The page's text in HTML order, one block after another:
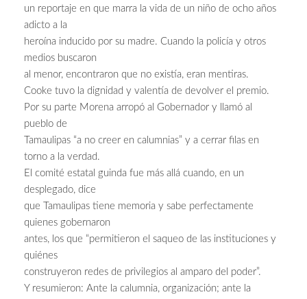
un reportaje en que marra la vida de un niño de ocho años
adicto a la
heroína inducido por su madre. Cuando la policía y otros
medios buscaron
al menor, encontraron que no existía, eran mentiras.
Cooke tuvo la dignidad y valentía de devolver el premio.
Por su parte Morena arropó al Gobernador y llamó al
pueblo de
Tamaulipas “a no creer en calumnias” y a cerrar filas en
torno a la verdad.
El comité estatal guinda fue más allá cuando, en un
desplegado, dice
que Tamaulipas tiene memoria y sabe perfectamente
quienes gobernaron
antes, los que “permitieron el saqueo de las instituciones y
quiénes
construyeron redes de privilegios al amparo del poder”.
Y resumieron: Ante la calumnia, organización; ante la